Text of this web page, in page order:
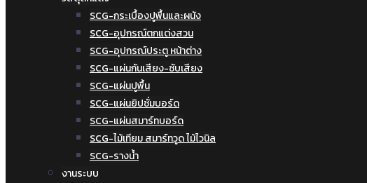
SCG-กระเบื้องปูพื้นและผนัง
SCG-อุปกรณ์ตกแต่งสวน
SCG-อุปกรณ์ประตู หน้าต่าง
SCG-แผ่นกันเสียง-ซับเสียง
SCG-แผ่นปูพื้น
SCG-แผ่นยิปซั่มบอร์ด
SCG-แผ่นสมาร์ทบอร์ด
SCG-ไม้เทียม สมาร์ทวูด ไม้ไวนิล
SCG-รางน้ำ
งานระบบ